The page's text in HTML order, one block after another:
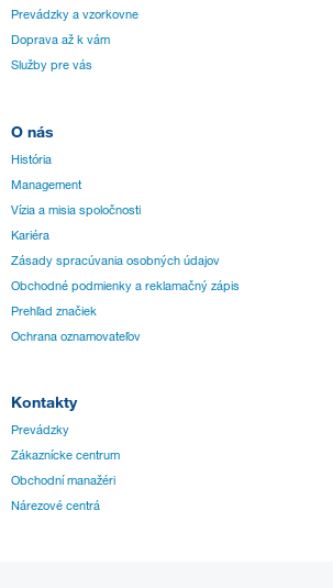
Prevádzky a vzorkovne
Doprava až k vám
Služby pre vás
O nás
História
Management
Vízia a misia spoločnosti
Kariéra
Zásady spracúvania osobných údajov
Obchodné podmienky a reklamačný zápis
Prehľad značiek
Ochrana oznamovateľov
Kontakty
Prevádzky
Zákaznícke centrum
Obchodní manažéri
Nárezové centrá